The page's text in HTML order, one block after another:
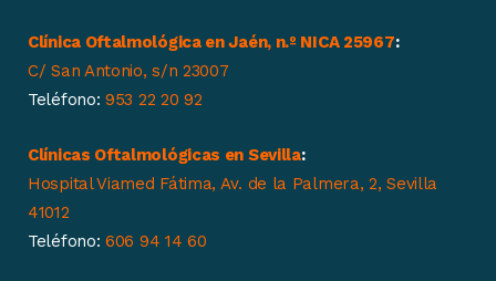
Clínica Oftalmológica en Jaén, n.º NICA 25967:
C/ San Antonio, s/n 23007
Teléfono: 953 22 20 92
Clínicas Oftalmológicas en Sevilla:
Hospital Viamed Fátima, Av. de la Palmera, 2, Sevilla
41012
Teléfono: 606 94 14 60